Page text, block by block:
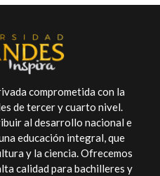
comprometida con la
de tercer y cuarto nivel.
al desarrollo nacional e
educación integral, que
y la ciencia. Ofrecemos
calidad para bachilleres y